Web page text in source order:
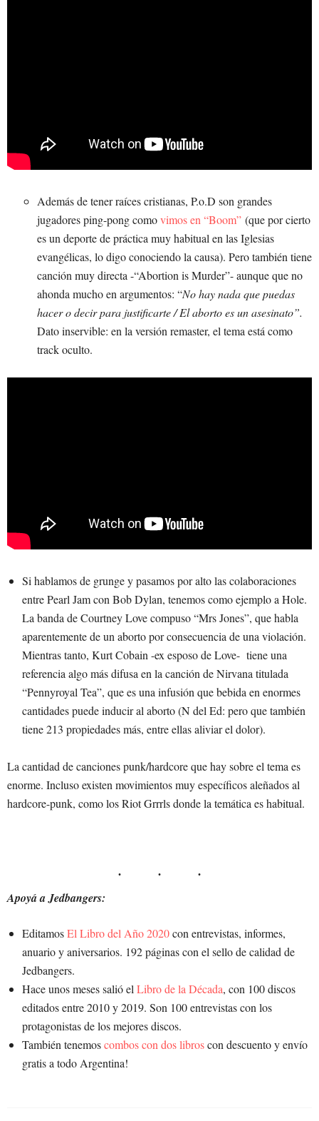
Además de tener raíces cristianas, P.o.D son grandes
jugadores ping-pong comovimos en “Boom” (que por cierto
es un deporte de práctica muy habitual en las Iglesias
evangélicas, lo digo conociendo la causa). Pero también tiene
canción muy directa -“Abortion is Murder”- aunque que no
ahonda mucho en argumentos: “No hay nada que puedas
hacer o decir para justificarte / El aborto es un asesinato”.
Dato inservible: en la versión remaster, el tema está como
track oculto.
Si hablamos de grunge y pasamos por alto las colaboraciones
entre Pearl Jam con Bob Dylan, tenemos como ejemplo a Hole.
La banda de Courtney Love compuso “Mrs Jones”, que habla
aparentemente de un aborto por consecuencia de una violación.
Mientras tanto, Kurt Cobain -ex esposo de Love- tiene una
referencia algo más difusa en la canción de Nirvana titulada
“Pennyroyal Tea”, que es una infusión que bebida en enormes
cantidades puede inducir al aborto (N del Ed: pero que también
tiene 213 propiedades más, entre ellas aliviar el dolor).
La cantidad de canciones punk/hardcore que hay sobre el tema es
enorme. Incluso existen movimientos muy específicos aleñados al
hardcore-punk, como los Riot Grrrls donde la temática es habitual.
Apoyá a Jedbangers:
EditamosEl Libro del Año 2020con entrevistas, informes,
anuario y aniversarios. 192 páginas con el sello de calidad de
Jedbangers.
Hace unos meses salió el Libro de la Década, con 100 discos
editados entre 2010 y 2019. Son 100 entrevistas con los
protagonistas de los mejores discos.
También tenemoscombos con dos libroscon descuento y envío
gratis a todo Argentina!